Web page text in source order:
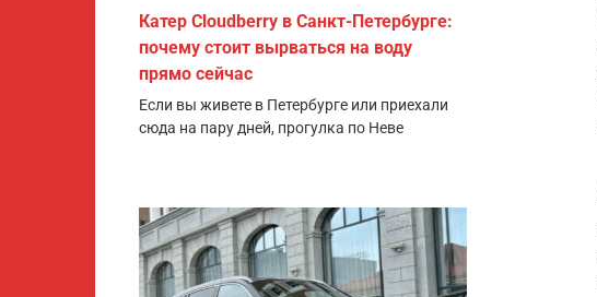
Катер Cloudberry в Санкт-Петербурге:
почему стоит вырваться на воду
прямо сейчас
Если вы живете в Петербурге или приехали
сюда на пару дней, прогулка по Неве